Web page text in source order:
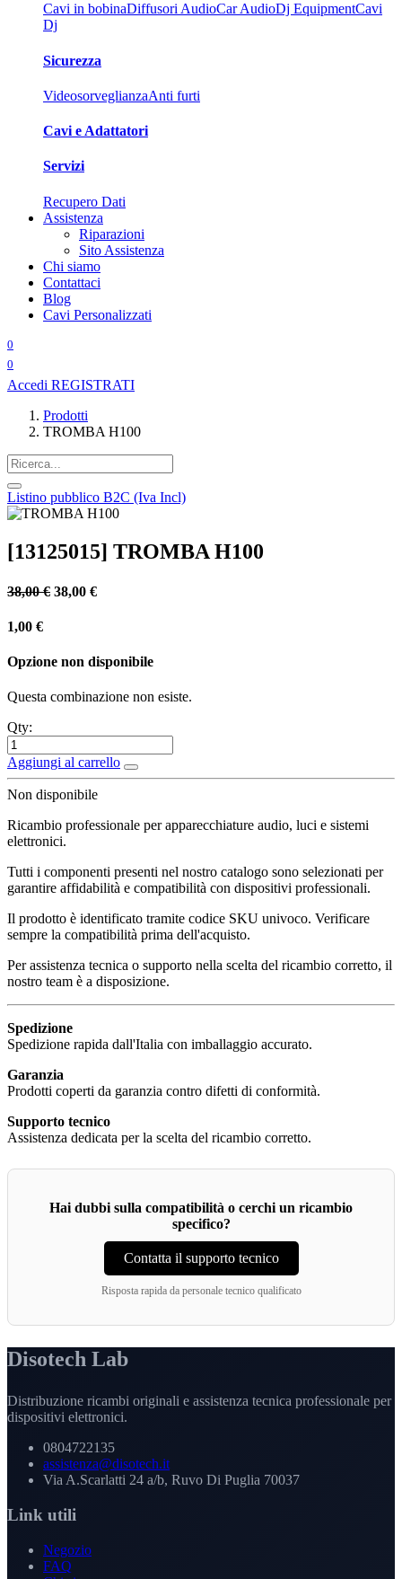
Cavi in bobinaDiffusori AudioCar AudioDj EquipmentCavi
Dj
Sicurezza
VideosorveglianzaAnti furti
Cavi e Adattatori
Servizi
Recupero Dati
Assistenza
Riparazioni
Sito Assistenza
Chi siamo
Contattaci
Blog
Cavi Personalizzati
0
0
Accedi REGISTRATI
Prodotti
TROMBA H100
Listino pubblico B2C (Iva Incl)
[13125015] TROMBA H100
38,00€ 38,00 €
1,00 €
Opzione non disponibile
Questa combinazione non esiste.
Qty:
Aggiungi al carrello
Non disponibile
Ricambio professionale per apparecchiature audio, luci e sistemi
elettronici.
Tutti i componenti presenti nel nostro catalogo sono selezionati per
garantire affidabilità e compatibilità con dispositivi professionali.
Il prodotto è identificato tramite codice SKU univoco. Verificare
sempre la compatibilità prima dell'acquisto.
Per assistenza tecnica o supporto nella scelta del ricambio corretto, il
nostro team è a disposizione.
Spedizione
Spedizione rapida dall'Italia con imballaggio accurato.
Garanzia
Prodotti coperti da garanzia contro difetti di conformità.
Supporto tecnico
Assistenza dedicata per la scelta del ricambio corretto.
Hai dubbi sulla compatibilità o cerchi un ricambio
specifico?
Contatta il supporto tecnico
Risposta rapida da personale tecnico qualificato
Disotech Lab
Distribuzione ricambi originali e assistenza tecnica professionale per
dispositivi elettronici.
0804722135
assistenza@disotech.it
Via A.Scarlatti 24 a/b, Ruvo Di Puglia 70037
Link utili
Negozio
FAQ